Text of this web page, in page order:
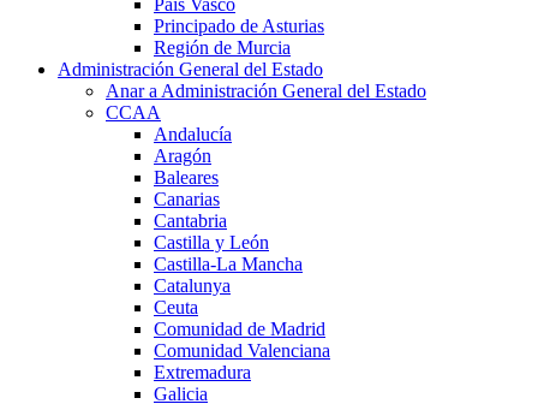
Principado de Asturias
Región de Murcia
Administración General del Estado
Anar a Administración General del Estado
CCAA
Andalucía
Aragón
Baleares
Canarias
Cantabria
Castilla y León
Castilla-La Mancha
Catalunya
Ceuta
Comunidad de Madrid
Comunidad Valenciana
Extremadura
Galicia